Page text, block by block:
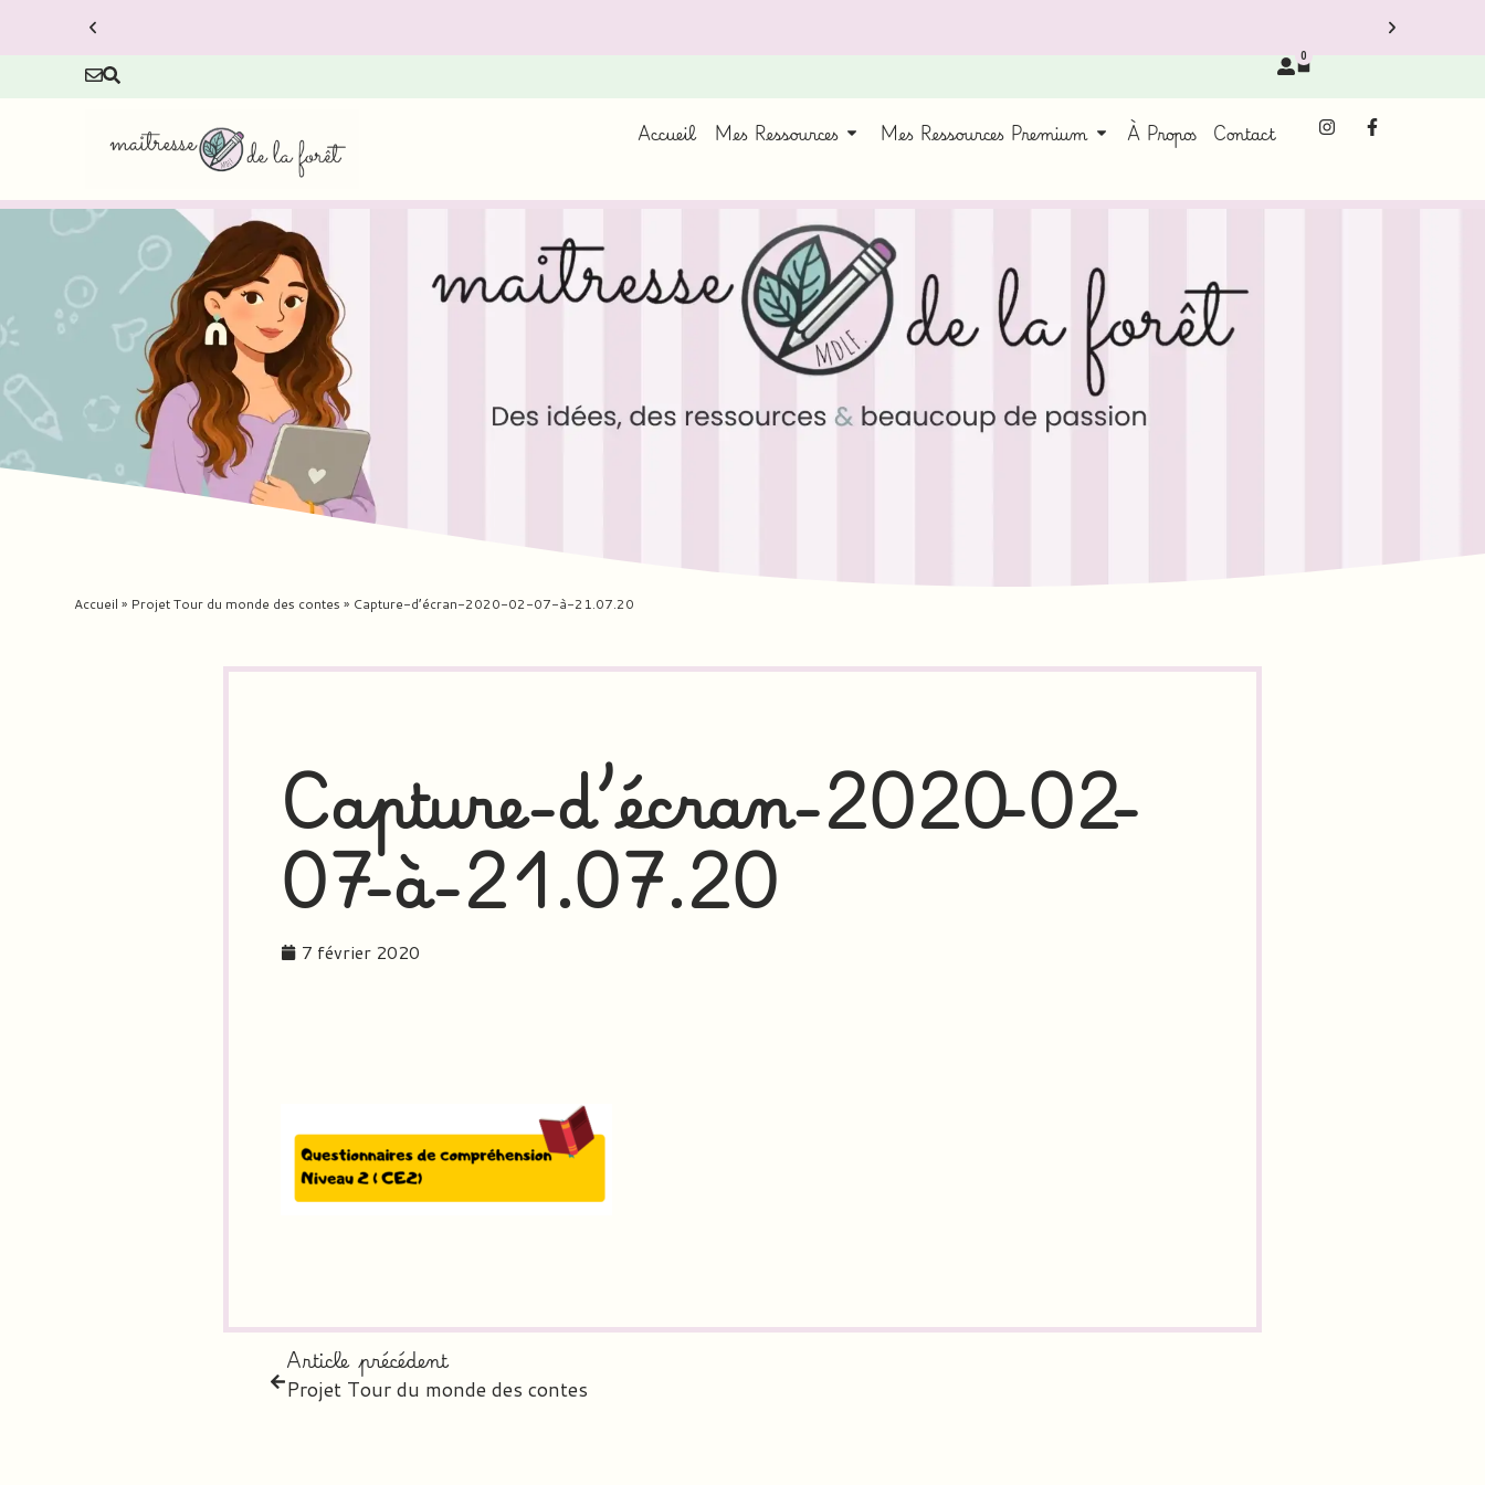
0
Accueil Mes Ressources Mes Ressources Premium À Propos Contact
Accueil » Projet Tour du monde des contes » Capture-d’écran-2020-02-07-à-21.07.20
Capture-d’écran-2020-02-
07-à-21.07.20
7 février 2020
Article précédent
Projet Tour du monde des contes